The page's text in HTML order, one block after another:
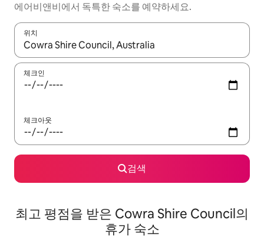
에어비앤비에서 독특한 숙소를 예약하세요.
위치
결과가 나오면 위·아래 화살표 키를 사용하거나 터치 또는 스와이
체크인
체크아웃
검색
최고 평점을 받은 Cowra Shire Council의
휴가 숙소